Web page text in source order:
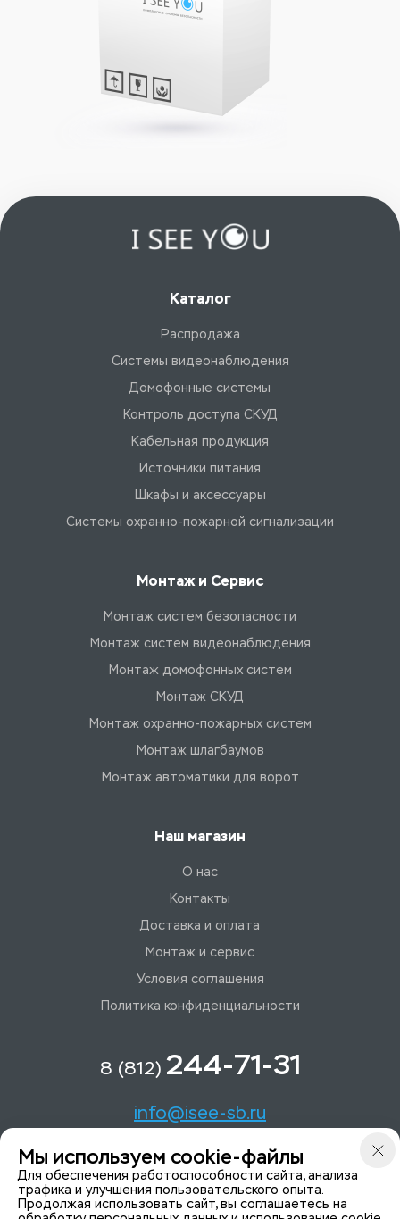
Каталог
Распродажа
Системы видеонаблюдения
Домофонные системы
Контроль доступа СКУД
Кабельная продукция
Источники питания
Шкафы и аксессуары
Системы охранно-пожарной сигнализации
Монтаж и Сервис
Монтаж систем безопасности
Монтаж систем видеонаблюдения
Монтаж домофонных систем
Монтаж СКУД
Монтаж охранно-пожарных систем
Монтаж шлагбаумов
Монтаж автоматики для ворот
Наш магазин
О нас
Контакты
Доставка и оплата
Монтаж и сервис
Условия соглашения
Политика конфиденциальности
8 (812) 244-71-31
info@isee-sb.ru
Светлановский пр-кт, д. 70, корп. 1
Мы в Telegam
Мы используем cookie-файлы
Для обеспечения работоспособности сайта, анализа
трафика и улучшения пользовательского опыта.
Продолжая использовать сайт, вы соглашаетесь на